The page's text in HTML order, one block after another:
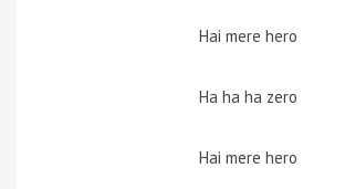
Hai mere hero
Ha ha ha zero
Hai mere hero